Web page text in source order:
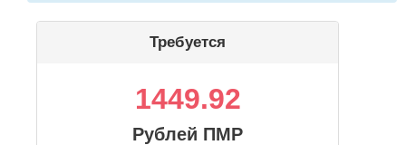
Требуется
1449.92
Рублей ПМР